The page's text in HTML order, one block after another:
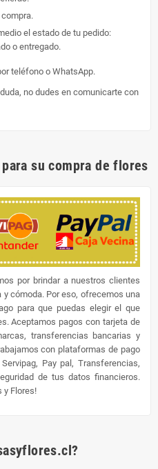
el estado de tu pedido:
o entregado.
teléfono o WhatsApp.
no dudes en comunicarte con
su compra de flores
por brindar a nuestros clientes
cómoda. Por eso, ofrecemos una
para que puedas elegir el que
Aceptamos pagos con tarjeta de
transferencias bancarias y
con plataformas de pago
Pay pal, Transferencias,
de tus datos financieros.
y Flores!